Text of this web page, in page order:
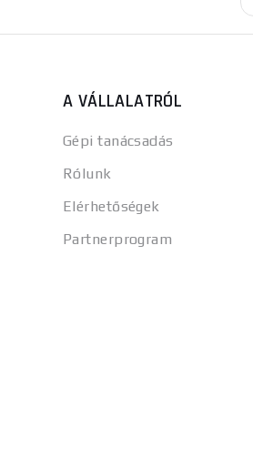
A VÁLLALATRÓL
Gépi tanácsadás
Rólunk
Elérhetőségek
Partnerprogram